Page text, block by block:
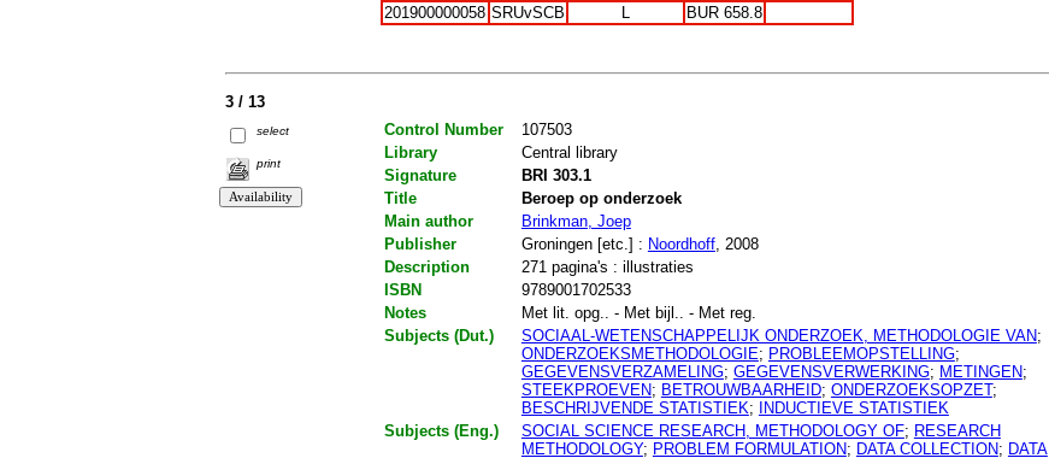
201900000058 SRUvSCB L BUR 658.8
3 / 13
select
print
Control Number
107503
Library
Central library
Signature
BRI 303.1
Title
Beroep op onderzoek
Main author
Brinkman, Joep
Publisher
Groningen [etc.] : Noordhoff, 2008
Description
271 pagina's : illustraties
ISBN
9789001702533
Notes
Met lit. opg.. - Met bijl.. - Met reg.
Subjects (Dut.)
SOCIAAL-WETENSCHAPPELIJK ONDERZOEK, METHODOLOGIE VAN;
ONDERZOEKSMETHODOLOGIE; PROBLEEMOPSTELLING;
GEGEVENSVERZAMELING; GEGEVENSVERWERKING; METINGEN;
STEEKPROEVEN; BETROUWBAARHEID; ONDERZOEKSOPZET;
BESCHRIJVENDE STATISTIEK;
INDUCTIEVE STATISTIEK
Subjects (Eng.)
SOCIAL SCIENCE RESEARCH, METHODOLOGY OF; RESEARCH
METHODOLOGY; PROBLEM FORMULATION; DATA COLLECTION; DATA